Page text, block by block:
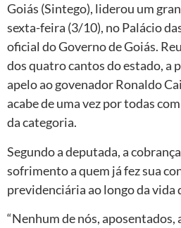
Goiás (Sintego), liderou um
sexta-feira (3/10), no Palácio
oficial do Governo de Goiás.
dos quatro cantos do estado, a
apelo ao govenador Ronaldo
acabe de uma vez por todas
da categoria.
Segundo a deputada, a
sofrimento a quem já fez sua
previdenciária ao longo da vida
“Nenhum de nós, aposentados,